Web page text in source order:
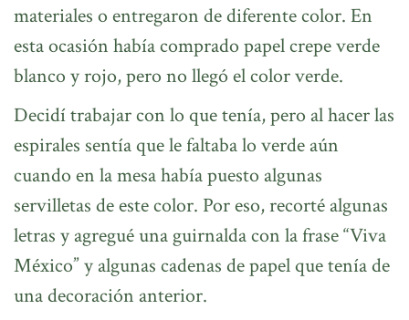
materiales o entregaron de diferente color. En
esta ocasión había comprado papel crepe verde
blanco y rojo, pero no llegó el color verde.
Decidí trabajar con lo que tenía, pero al hacer las
espirales sentía que le faltaba lo verde aún
cuando en la mesa había puesto algunas
servilletas de este color. Por eso, recorté algunas
letras y agregué una guirnalda con la frase “Viva
México” y algunas cadenas de papel que tenía de
una decoración anterior.